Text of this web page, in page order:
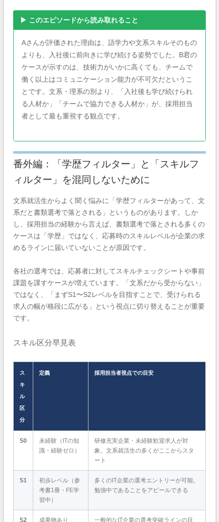
▶ このエピソードから読み取れること
Aさんが評価された理由は、語学力や文系スキルそのもの
よりも、入社後に前向きに学び続ける姿勢でした。B君の
ケースが示すのは、技術力がいかに高くても、チームで
働く以上はコミュニケーション能力が不可欠だというこ
とです。文系・理系の別より、「入社後も学び続けられ
る人材か」「チームで協力できる人材か」が、採用担当
者として最も重視する観点です。
番外編：「学歴フィルター」と「スキルフ
ィルター」を混同しないために
文系就活生からよく聞く悩みに「学歴フィルターがあって、文
系だと書類選考で落とされる」というものがあります。しか
し、採用担当の経験から言えば、書類選考で落とされる多くの
ケースは「学歴」ではなく、応募時のスキルレベルが企業の求
めるラインに届いていないことが原因です。
各社の選考では、応募者に対してスキルチェックシートや事前
課題を課すケースが増えています。「文系だから受からない」
ではなく、「まずS1〜S2レベルを目指すことで、受けられる
求人の幅が格段に広がる」という視点に切り替えることが重要
です。
スキル区分早見表
ス
キ
ル
区
分
定義 採用担当者視点での目安
S0
未経験（ITの知
識・経験ゼロ）
研修充実企業・未経験歓迎求人が対
象。文系就活生の多くがここからスタ
ート
S1
初歩レベル（参
考書1冊・FE学
習中）
多くのIT企業の選考エントリーが可能。
勉強中であることをアピールできる
S2 成果物あり 一般的なIT企業の選考突破ラインの目